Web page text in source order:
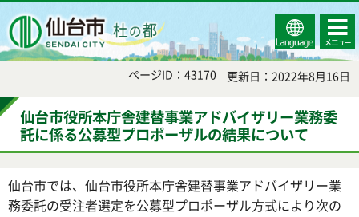
Select
Language
コンテ
ンツメ
ニュー
ページID：43170 更新日：2022年8月16日
仙台市役所本庁舎建替事業アドバイザリー業務委
託に係る公募型プロポーザルの結果について
仙台市では、仙台市役所本庁舎建替事業アドバイザリー業
務委託の受注者選定を公募型プロポーザル方式により次の